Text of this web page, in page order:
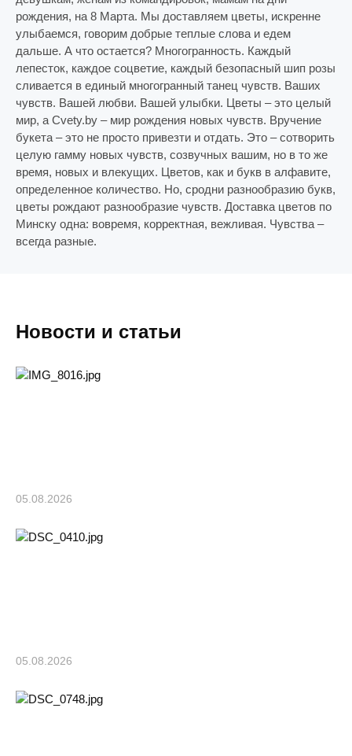
рождения, на 8 Марта. Мы доставляем цветы, искренне
улыбаемся, говорим добрые теплые слова и едем
дальше. А что остается? Многогранность. Каждый
лепесток, каждое соцветие, каждый безопасный шип розы
сливается в единый многогранный танец чувств. Ваших
чувств. Вашей любви. Вашей улыбки. Цветы – это целый
мир, а Cvety.by – мир рождения новых чувств. Вручение
букета – это не просто привезти и отдать. Это – сотворить
целую гамму новых чувств, созвучных вашим, но в то же
время, новых и влекущих. Цветов, как и букв в алфавите,
определенное количество. Но, сродни разнообразию букв,
цветы рождают разнообразие чувств. Доставка цветов по
Минску одна: вовремя, корректная, вежливая. Чувства –
всегда разные.
Новости и статьи
05.08.2026
05.08.2026